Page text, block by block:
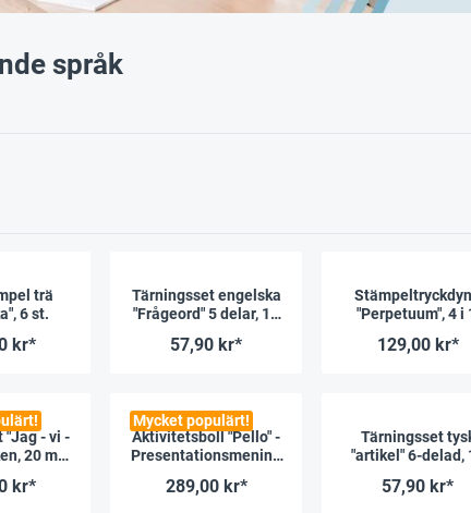
språk
trä
6 st.
kr*
Tärningsset engelska
"Frågeord" 5 delar, 16
57,90 kr*
"Perpetuum", 4 i
129,00 kr*
"Jag - vi -
20 mm
kr*
Mycket populärt!
Aktivitetsboll "Pello" -
Presentationsmening
289,00 kr*
Tärningsset
"artikel" 6-delad,
57,90 kr*